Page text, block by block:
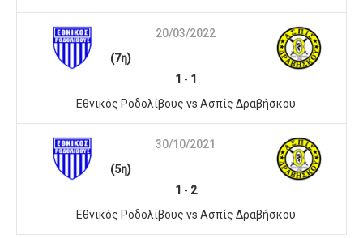
20/03/2022
(7η)
1 - 1
Εθνικός Ροδολίβους vs Ασπίς Δραβήσκου
30/10/2021
(5η)
1 - 2
Εθνικός Ροδολίβους vs Ασπίς Δραβήσκου